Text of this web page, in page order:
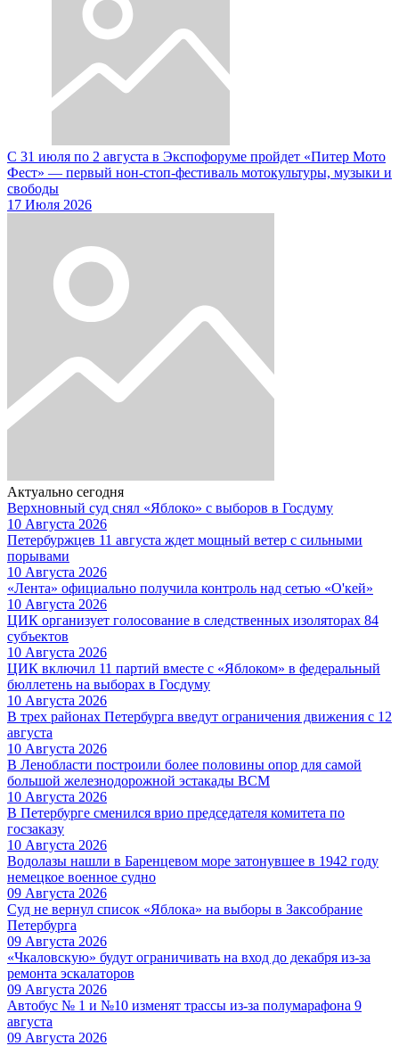
С 31 июля по 2 августа в Экспофоруме пройдет «Питер Мото
Фест» — первый нон-стоп-фестиваль мотокультуры, музыки и
свободы
17 Июля 2026
Актуально сегодня
Верхновный суд снял «Яблоко» с выборов в Госдуму
10 Августа 2026
Петербуржцев 11 августа ждет мощный ветер с сильными
порывами
10 Августа 2026
«Лента» официально получила контроль над сетью «О'кей»
10 Августа 2026
ЦИК организует голосование в следственных изоляторах 84
субъектов
10 Августа 2026
ЦИК включил 11 партий вместе с «Яблоком» в федеральный
бюллетень на выборах в Госдуму
10 Августа 2026
В трех районах Петербурга введут ограничения движения с 12
августа
10 Августа 2026
В Ленобласти построили более половины опор для самой
большой железнодорожной эстакады ВСМ
10 Августа 2026
В Петербурге сменился врио председателя комитета по
госзаказу
10 Августа 2026
Водолазы нашли в Баренцевом море затонувшее в 1942 году
немецкое военное судно
09 Августа 2026
Суд не вернул список «Яблока» на выборы в Заксобрание
Петербурга
09 Августа 2026
«Чкаловскую» будут ограничивать на вход до декабря из-за
ремонта эскалаторов
09 Августа 2026
Автобус № 1 и №10 изменят трассы из-за полумарафона 9
августа
09 Августа 2026